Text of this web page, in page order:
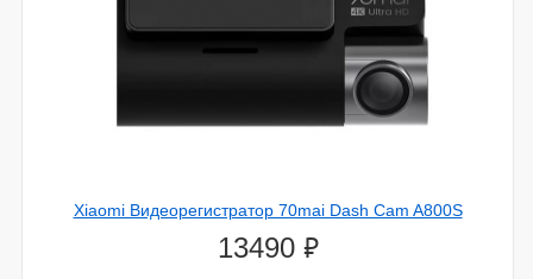
Xiaomi Видеорегистратор 70mai Dash Cam A800S
13490 ⃏